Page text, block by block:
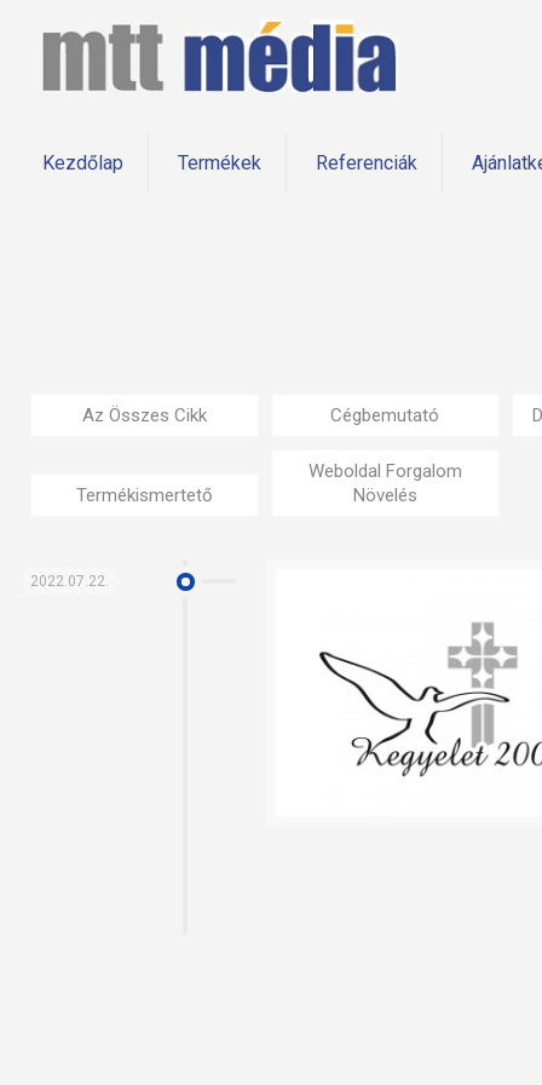
Kezdőlap Termékek Referenciák
Az Összes Cikk Cégbemutató
Termékismertető
Weboldal Forgalom
Növelés
2022.07.22.